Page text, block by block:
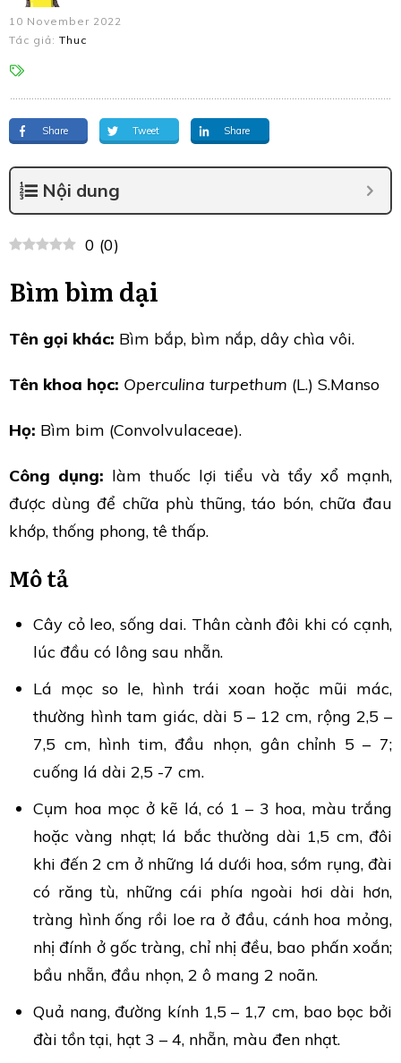
10 November 2022
Tác giả: Thuc
Share Tweet Share
Nội dung
0 (0)
Bìm bìm dại
Tên gọi khác: Bìm bắp, bìm nắp, dây chìa vôi.
Tên khoa học: Operculina turpethum (L.) S.Manso
Họ: Bìm bim (Convolvulaceae).
Công dụng: làm thuốc lợi tiểu và tẩy xổ mạnh,
được dùng để chữa phù thũng, táo bón, chữa đau
khớp, thống phong, tê thấp.
Mô tả
Cây cỏ leo, sống dai. Thân cành đôi khi có cạnh,
lúc đầu có lông sau nhẵn.
Lá mọc so le, hình trái xoan hoặc mũi mác,
thường hình tam giác, dài 5 – 12 cm, rộng 2,5 –
7,5 cm, hình tim, đầu nhọn, gân chỉnh 5 – 7;
cuống lá dài 2,5 -7 cm.
Cụm hoa mọc ở kẽ lá, có 1 – 3 hoa, màu trắng
hoặc vàng nhạt; lá bắc thường dài 1,5 cm, đôi
khi đến 2 cm ở những lá dưới hoa, sớm rụng, đài
có răng tù, những cái phía ngoài hơi dài hơn,
tràng hình ống rồi loe ra ở đầu, cánh hoa mỏng,
nhị đính ở gốc tràng, chỉ nhị đều, bao phấn xoắn;
bầu nhẵn, đầu nhọn, 2 ô mang 2 noãn.
Quả nang, đường kính 1,5 – 1,7 cm, bao bọc bởi
đài tồn tại, hạt 3 – 4, nhẵn, màu đen nhạt.